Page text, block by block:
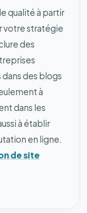
qualité à partir
votre stratégie
des
des blogs
à
dans les
à établir
en ligne.
de site